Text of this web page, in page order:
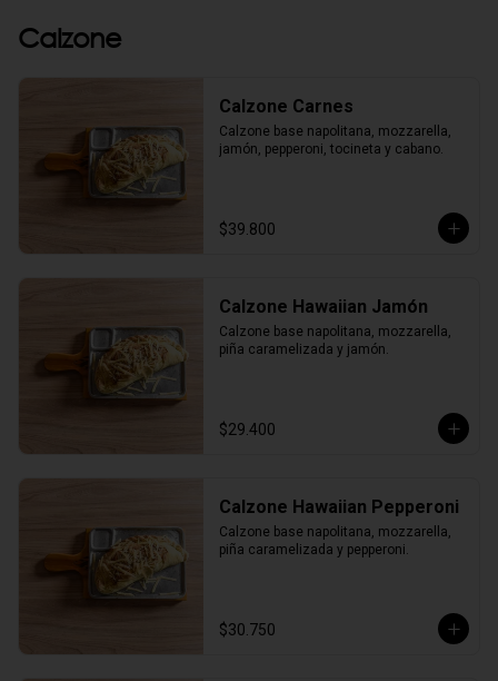
Calzone
Calzone Carnes
Calzone base napolitana, mozzarella,
jamón, pepperoni, tocineta y cabano.
$39.800
Calzone Hawaiian Jamón
Calzone base napolitana, mozzarella,
piña caramelizada y jamón.
$29.400
Calzone Hawaiian Pepperoni
Calzone base napolitana, mozzarella,
piña caramelizada y pepperoni.
$30.750